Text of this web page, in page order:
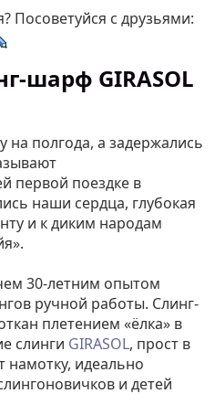
Посоветуйся с друзьями:
шарф GIRASOL
полгода, а задержались
первой поездке в
наши сердца, глубокая
и к диким народам
30-летним опытом
ручной работы. Слинг-
плетением «ёлка» в
слинги GIRASOL, прост в
идеально
и детей